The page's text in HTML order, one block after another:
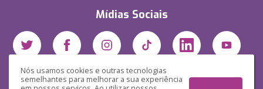
Nós usamos cookies e outras tecnologias
semelhantes para melhorar a sua experiência
Mídias Sociais